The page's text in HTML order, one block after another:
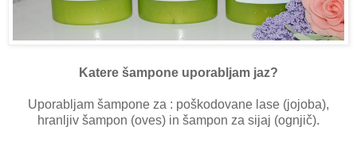
Katere šampone uporabljam jaz?
Uporabljam šampone za : poškodovane lase (jojoba),
hranljiv šampon (oves) in šampon za sijaj (ognjič).